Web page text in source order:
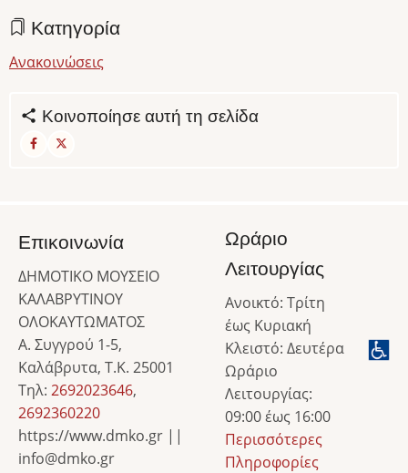
Κατηγορία
Ανακοινώσεις
Κοινοποίησε αυτή τη σελίδα
Επικοινωνία
ΔΗΜΟΤΙΚΟ ΜΟΥΣΕΙΟ
ΚΑΛΑΒΡΥΤΙΝΟΥ
ΟΛΟΚΑΥΤΩΜΑΤΟΣ
Α. Συγγρού 1-5,
Καλάβρυτα, Τ.Κ. 25001
Τηλ: 2692023646,
2692360220
https://www.dmko.gr ||
info@dmko.gr
Ωράριο
Λειτουργίας
Ανοικτό: Τρίτη
έως Κυριακή
Κλειστό: Δευτέρα
Ωράριο
Λειτουργίας:
09:00 έως 16:00
Περισσότερες
Πληροφορίες